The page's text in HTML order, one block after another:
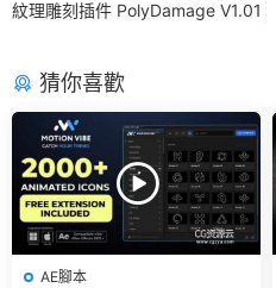
紋理雕刻插件 PolyDamage V1.01
猜你喜歡
AE腳本